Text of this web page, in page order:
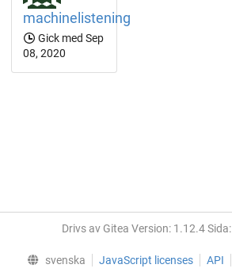
machinelistening
Gick med Sep
08, 2020
Drivs av Gitea Version: 1.12.4 Sida:
svenska JavaScript licenses API